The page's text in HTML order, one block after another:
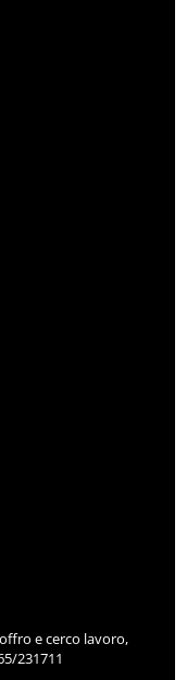
e cerco lavoro,
231711